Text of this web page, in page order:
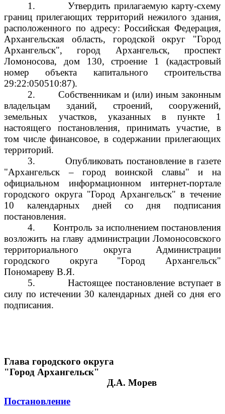
1.
Утвердить прилагаемую карту-схему
границ прилегающих территорий нежилого здания,
расположенного по адресу: Российская Федерация,
Архангельская область, городской округ "Город
Архангельск", город Архангельск, проспект
Ломоносова, дом 130, строение 1 (кадастровый
номер объекта капитального строительства
29:22:050510:87).
2.
Собственникам и (или) иным законным
владельцам зданий, строений, сооружений,
земельных участков, указанных в пункте 1
настоящего постановления, принимать участие, в
том числе финансовое, в содержании прилегающих
территорий.
3.
Опубликовать постановление в газете
"Архангельск – город воинской славы" и на
официальном информационном интернет-портале
городского округа "Город Архангельск" в течение
10 календарных дней со дня подписания
постановления.
4.
Контроль за исполнением постановления
возложить на главу администрации Ломоносовского
территориального округа Администрации
городского округа "Город Архангельск"
Пономареву В.Я.
5.
Настоящее постановление вступает в
силу по истечении 30 календарных дней со дня его
подписания.
Глава городского округа
"Город Архангельск"
Д.А. Морев
Постановление